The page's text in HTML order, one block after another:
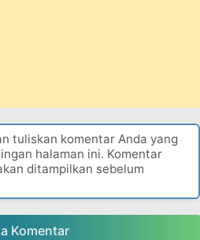
tuliskan komentar Anda yang
halaman ini. Komentar
ditampilkan sebelum
Komentar